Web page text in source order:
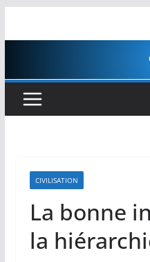
CIVILISATION
La bonne
la